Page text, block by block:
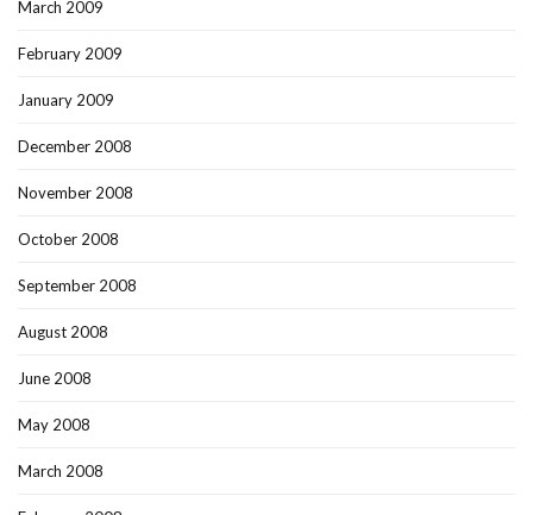
March 2009
February 2009
January 2009
December 2008
November 2008
October 2008
September 2008
August 2008
June 2008
May 2008
March 2008